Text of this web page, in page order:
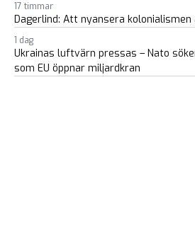
17 timmar
Dagerlind: Att nyansera
1 dag
Ukrainas luftvärn pressas – Nato
som EU öppnar miljardkran